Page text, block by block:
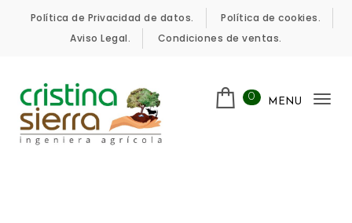
Política de Privacidad de datos.
Política de cookies.
Aviso Legal.
Condiciones de ventas.
0 MENU